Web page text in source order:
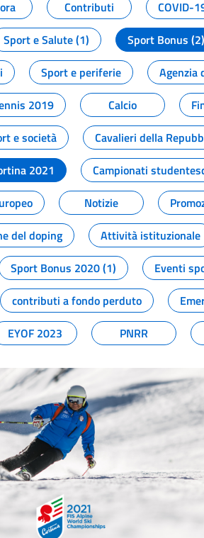
Contributi COVID-
Sport e Salute (1) Sport Bonus (2)
Sport e periferie Agenzia
2019 Calcio
e società Cavalieri della
2021 Campionati
Notizie
del doping Attività istituzionale
Sport Bonus 2020 (1) Eventi
contributi a fondo perduto
EYOF 2023 PNRR